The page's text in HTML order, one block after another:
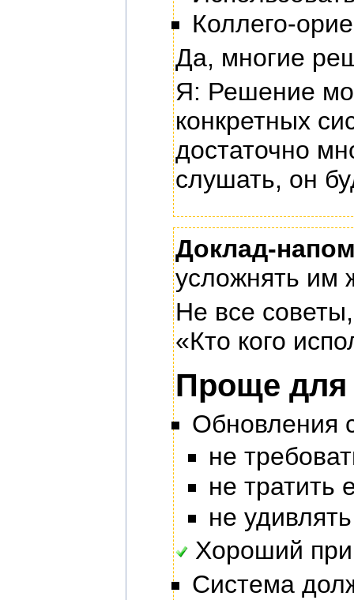
Коллего-
Да, многие
Я: Решение
конкретных
достаточно
слушать, он
Доклад-
усложнять им
Не все
«Кто кого
Проще для
Обновления
не
не тратить
не
Хороший
Система